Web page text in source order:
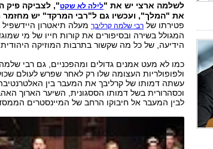
לשלמה ארצי יש את "לילה לא שקט", לצביקה פיק
את "המלך", ועכשיו גם ל"רבי המרקד" יש מחזמר
פטירתו של רבי שלמה קרליבךמעלה תיאטרון
המגולל בשירה ובסיפורים את קורות חייו של מי
הידיעה, של כל מה שקשור בתרבות המוזיקה היהודית
כמו לא מעט אמנים גדולים ומהפכניים, גם רבי
עשתה דמותו של קרליבך את המעבר בין
וכסהרורית בשל דמותו הססגונית, השיער הארוך
לבין המעבר אל חיבוקו הרחב של המיינסטרים